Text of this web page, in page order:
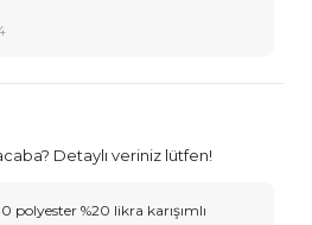
Detaylı veriniz lütfen!
polyester %20 likra karışımlı